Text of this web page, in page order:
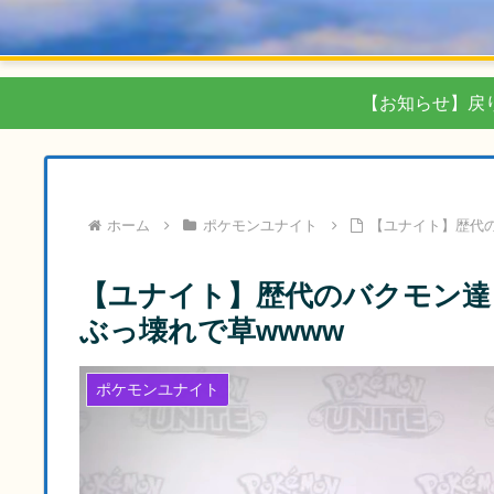
【お知らせ】
ホーム ポケモンユナイト 【ユナイト】歴
【ユナイト】歴代のバクモン
ぶっ壊れで草wwww
ポケモンユナイト